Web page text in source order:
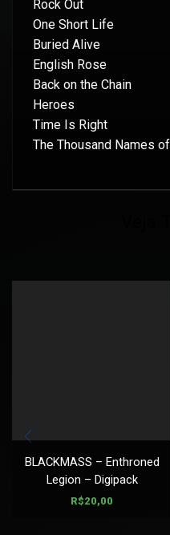
Rock Out
One Short Life
Buried Alive
English Rose
Back on the Chain
Heroes
Time Is Right
The Thousand Names
BLACKMASS – Enthroned
Legion – Digipack
R$20,00